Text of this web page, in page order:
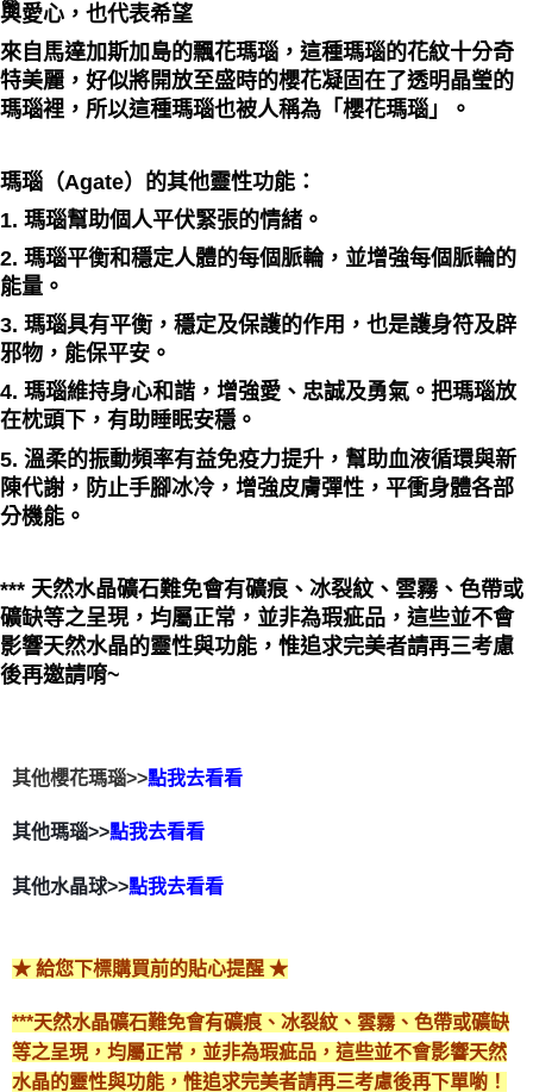
與愛心，也代表希望
來自馬達加斯加島的飄花瑪瑙，這種瑪瑙的花紋十分奇
特美麗，好似將開放至盛時的櫻花凝固在了透明晶瑩的
瑪瑙裡，所以這種瑪瑙也被人稱為「櫻花瑪瑙」。
瑪瑙（Agate）的其他靈性功能：
1. 瑪瑙幫助個人平伏緊張的情緒。
2. 瑪瑙平衡和穩定人體的每個脈輪，並增強每個脈輪的
能量。
3. 瑪瑙具有平衡，穩定及保護的作用，也是護身符及辟
邪物，能保平安。
4. 瑪瑙維持身心和諧，增強愛、忠誠及勇氣。把瑪瑙放
在枕頭下，有助睡眠安穩。
5. 溫柔的振動頻率有益免疫力提升，幫助血液循環與新
陳代謝，防止手腳冰冷，增強皮膚彈性，平衝身體各部
分機能。
*** 天然水晶礦石難免會有礦痕、冰裂紋、雲霧、色帶或
礦缺等之呈現，均屬正常，並非為瑕疵品，這些並不會
影響天然水晶的靈性與功能，惟追求完美者請再三考慮
後再邀請唷~
其他櫻花瑪瑙>>點我去看看
其他瑪瑙>>點我去看看
其他水晶球>>點我去看看
★ 給您下標購買前的貼心提醒 ★
***天然水晶礦石難免會有礦痕、冰裂紋、雲霧、色帶或礦缺
等之呈現，均屬正常，並非為瑕疵品，這些並不會影響天然
水晶的靈性與功能，惟追求完美者請再三考慮後再下單喲！